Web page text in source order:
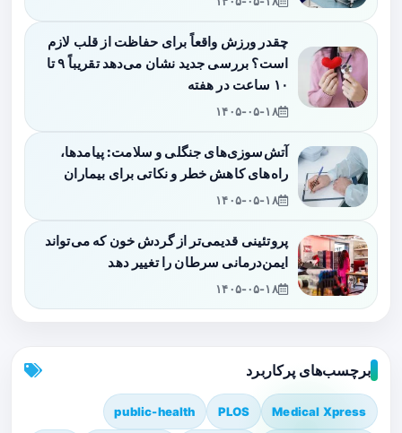
چقدر ورزش واقعاً برای حفاظت از قلب لازم
است؟ بررسی جدید نشان می‌دهد تقریباً ۹ تا
۱۰ ساعت در هفته
۱۴۰۵-۰۵-۱۸
آتش‌سوزی‌های جنگلی و سلامت: پیامدها،
راه‌های کاهش خطر و نکاتی برای بیماران
۱۴۰۵-۰۵-۱۸
پروتئینی قدیمی‌تر از گردش خون که می‌تواند
ایمن‌درمانی سرطان را تغییر دهد
۱۴۰۵-۰۵-۱۸
برچسب‌های پرکاربرد
Medical Xpress
PLOS
public-health